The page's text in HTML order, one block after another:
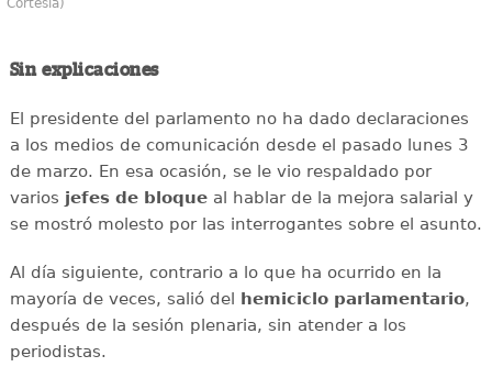
Cortesía)
Sin explicaciones
El presidente del parlamento no ha dado declaraciones
a los medios de comunicación desde el pasado lunes 3
de marzo. En esa ocasión, se le vio respaldado por
varios jefes de bloqueal hablar de la mejora salarial y
se mostró molesto por las interrogantes sobre el asunto.
Al día siguiente, contrario a lo que ha ocurrido en la
mayoría de veces, salió del
hemiciclo parlamentario,
después de la sesión plenaria, sin atender a los
periodistas.